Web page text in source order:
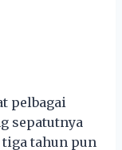
pelbagai
sepatutnya
tahun pun